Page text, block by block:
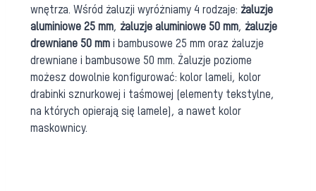
wnętrza. Wśród żaluzji wyróżniamy 4 rodzaje: żaluzje
aluminiowe 25 mm, żaluzje aluminiowe 50 mm, żaluzje
drewniane 50 mmi bambusowe 25 mm oraz żaluzje
drewniane i bambusowe 50 mm. Żaluzje poziome
możesz dowolnie konfigurować: kolor lameli, kolor
drabinki sznurkowej i taśmowej (elementy tekstylne,
na których opierają się lamele), a nawet kolor
maskownicy.